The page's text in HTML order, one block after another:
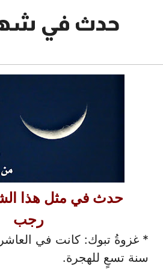
حدث في
حدث في مثل هذا
رجب
* غزوةُ تبوك: كانت في
سنة تسعٍ للهجرة.